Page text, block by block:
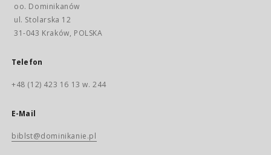
oo. Dominikanów
ul. Stolarska 12
31-043 Kraków, POLSKA
Telefon
+48 (12) 423 16 13 w. 244
E-Mail
biblst@dominikanie.pl